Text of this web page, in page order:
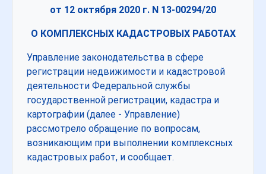
от 12 октября 2020 г. N 13-00294/20
О КОМПЛЕКСНЫХ КАДАСТРОВЫХ РАБОТАХ
Управление законодательства в сфере
регистрации недвижимости и кадастровой
деятельности Федеральной службы
государственной регистрации, кадастра и
картографии (далее - Управление)
рассмотрело обращение по вопросам,
возникающим при выполнении комплексных
кадастровых работ, и сообщает.